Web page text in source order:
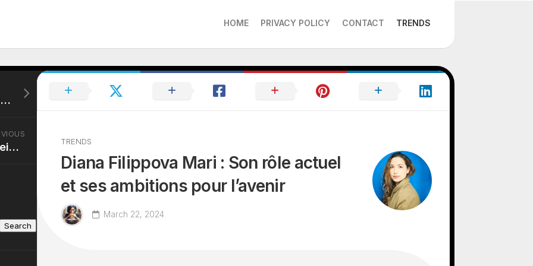
HOME PRIVACY POLICY CONTACT TRENDS
TRENDS
Diana Filippova Mari : Son rôle actuel
et ses ambitions pour l’avenir
March 22, 2024
Jordan Mouillerac Taille: Le Danseur Étoile Révèle Son Secret de Fitness, Découvrez Comment Il Maintient Sa Forme Pour Danse Avec Les Stars
Sophie Vouzelaud Enceinte : Rumeurs de grossesse pour l’ex-Miss France
Search